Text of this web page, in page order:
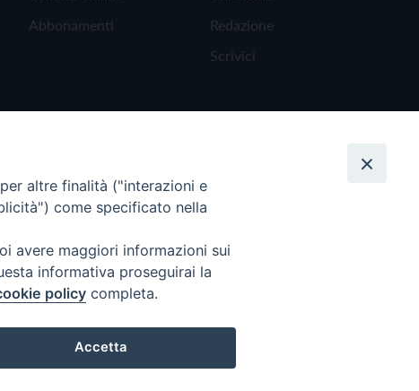
Abbonamenti
Redazione
Scrivici
altre finalità ("interazioni e
come specificato nella
avere maggiori informazioni sui
informativa proseguirai la
policy completa.
Accetta